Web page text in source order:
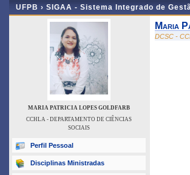
UFPB › SIGAA - Sistema Integrado de
MARIA PATRICIA LOPES GOLDFARB
CCHLA - DEPARTAMENTO DE CIÊNCIAS
SOCIAIS
Perfil Pessoal
Disciplinas Ministradas
Maria
DCSC -